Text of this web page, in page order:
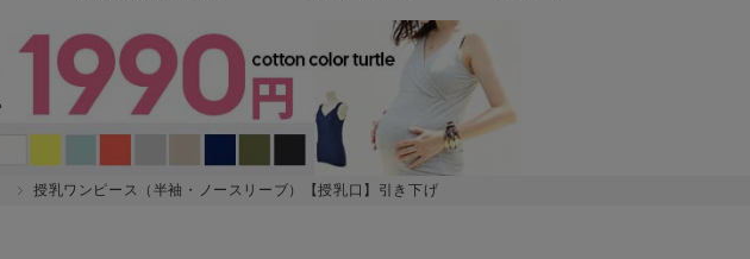
授乳ワンピース（半袖・ノースリーブ）【授乳口】引き下げ